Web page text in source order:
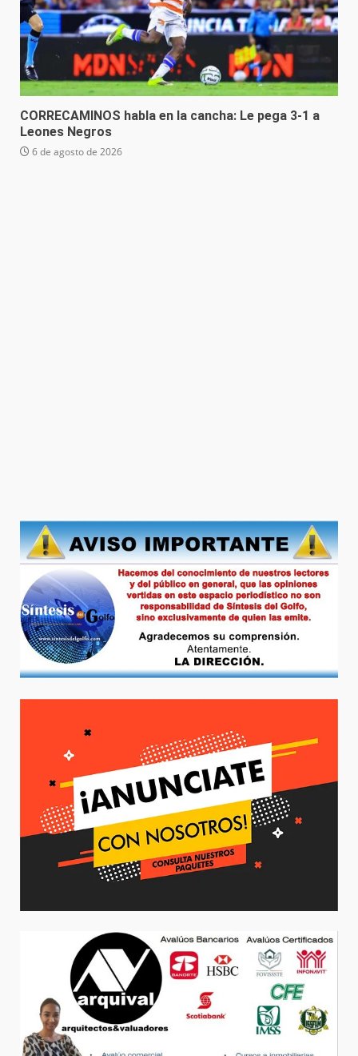
CORRECAMINOS habla en la cancha: Le pega 3-1 a
Leones Negros
6 de agosto de 2026